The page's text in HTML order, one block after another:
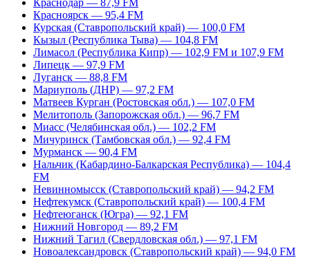
Краснодар — 87,9 FM
Красноярск — 95,4 FM
Курская (Ставропольский край) — 100,0 FM
Кызыл (Республика Тыва) — 104,8 FM
Лимасол (Республика Кипр) — 102,9 FM и 107,9 FM
Липецк — 97,9 FM
Луганск — 88,8 FM
Мариуполь (ДНР) — 97,2 FM
Матвеев Курган (Ростовская обл.) — 107,0 FM
Мелитополь (Запорожская обл.) — 96,7 FM
Миасс (Челябинская обл.) — 102,2 FM
Мичуринск (Тамбовская обл.) — 92,4 FM
Мурманск — 90,4 FM
Нальчик (Кабардино-Балкарская Республика) — 104,4
FM
Невинномысск (Ставропольский край) — 94,2 FM
Нефтекумск (Ставропольский край) — 100,4 FM
Нефтеюганск (Югра) — 92,1 FM
Нижний Новгород — 89,2 FM
Нижний Тагил (Свердловская обл.) — 97,1 FM
Новоалександровск (Ставропольский край) — 94,0 FM